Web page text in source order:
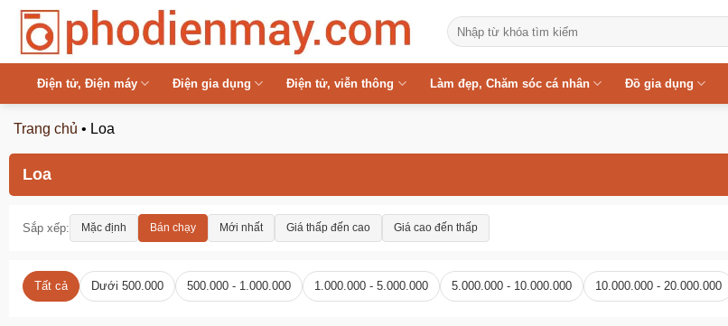
Chuyển
Tìm
kiếm:
Điện tử, Điện máy Điện gia dụng Điện tử, viễn thông Làm đẹp, Chăm sóc cá nhân Đồ gia dụng
Trang chủ • Loa
Loa
Sắp xếp: Mặc định Bán chạy Mới nhất Giá thấp đến cao Giá cao đến thấp
Tất cả Dưới 500.000 500.000 - 1.000.000 1.000.000 - 5.000.000 5.000.000 - 10.000.000 10.000.000 - 20.000.000